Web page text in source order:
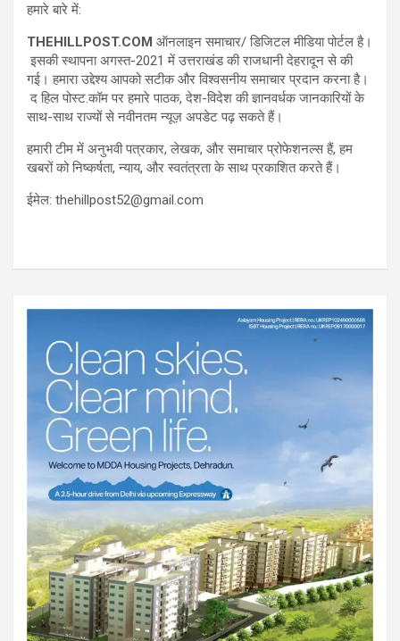
हमारे बारे में:
THEHILLPOST.COM ऑनलाइन समाचार/ डिजिटल मीडिया पोर्टल है।
इसकी स्थापना अगस्त-2021 में उत्तराखंड की राजधानी देहरादून से की
गई। हमारा उद्देश्य आपको सटीक और विश्वसनीय समाचार प्रदान करना है।
द हिल पोस्ट.कॉम पर हमारे पाठक, देश-विदेश की ज्ञानवर्धक जानकारियों के
साथ-साथ राज्यों से नवीनतम न्यूज़ अपडेट पढ़ सकते हैं।
हमारी टीम में अनुभवी पत्रकार, लेखक, और समाचार प्रोफेशनल्स हैं, हम
खबरों को निष्कर्षता, न्याय, और स्वतंत्रता के साथ प्रकाशित करते हैं।
ईमेल: thehillpost52@gmail.com